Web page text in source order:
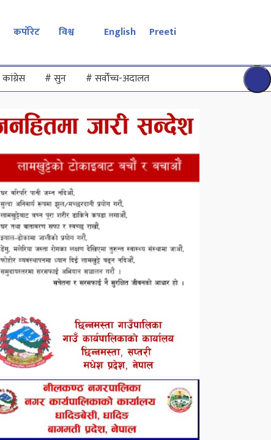
कर्पोरेट विश्व English Preeti
कांग्रेस #सुन #सर्वोच्च-अदालत